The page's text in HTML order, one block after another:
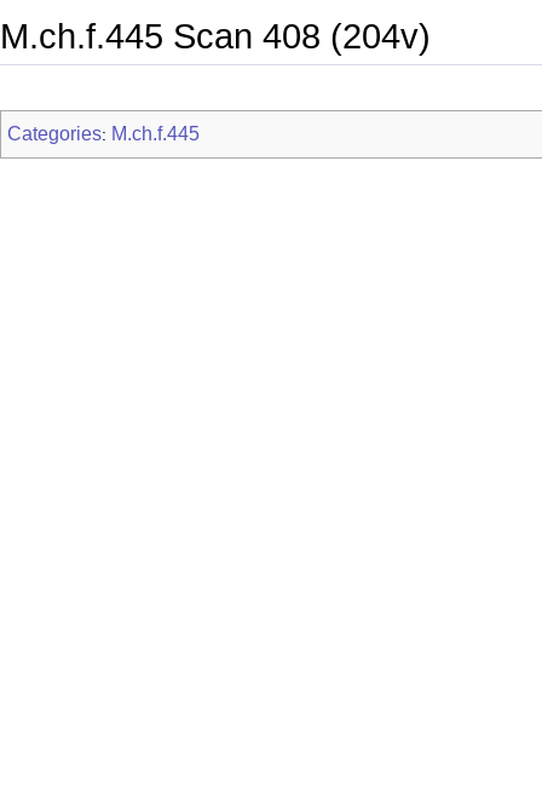
M.ch.f.445 Scan 408 (204v)
Categories: M.ch.f.445